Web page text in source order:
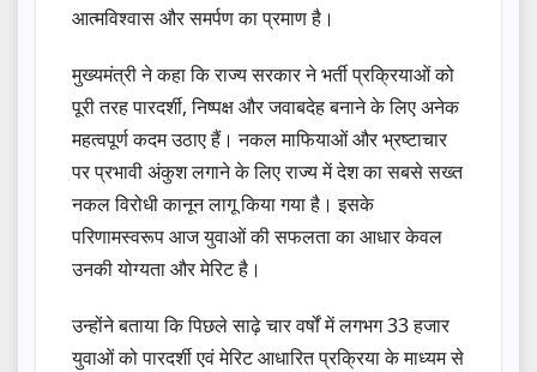
आत्मविश्वास और समर्पण का प्रमाण है।
मुख्यमंत्री ने कहा कि राज्य सरकार ने भर्ती प्रक्रियाओं को
पूरी तरह पारदर्शी, निष्पक्ष और जवाबदेह बनाने के लिए अनेक
महत्वपूर्ण कदम उठाए हैं। नकल माफियाओं और भ्रष्टाचार
पर प्रभावी अंकुश लगाने के लिए राज्य में देश का सबसे सख्त
नकल विरोधी कानून लागू किया गया है। इसके
परिणामस्वरूप आज युवाओं की सफलता का आधार केवल
उनकी योग्यता और मेरिट है।
उन्होंने बताया कि पिछले साढ़े चार वर्षों में लगभग 33 हजार
युवाओं को पारदर्शी एवं मेरिट आधारित प्रक्रिया के माध्यम से